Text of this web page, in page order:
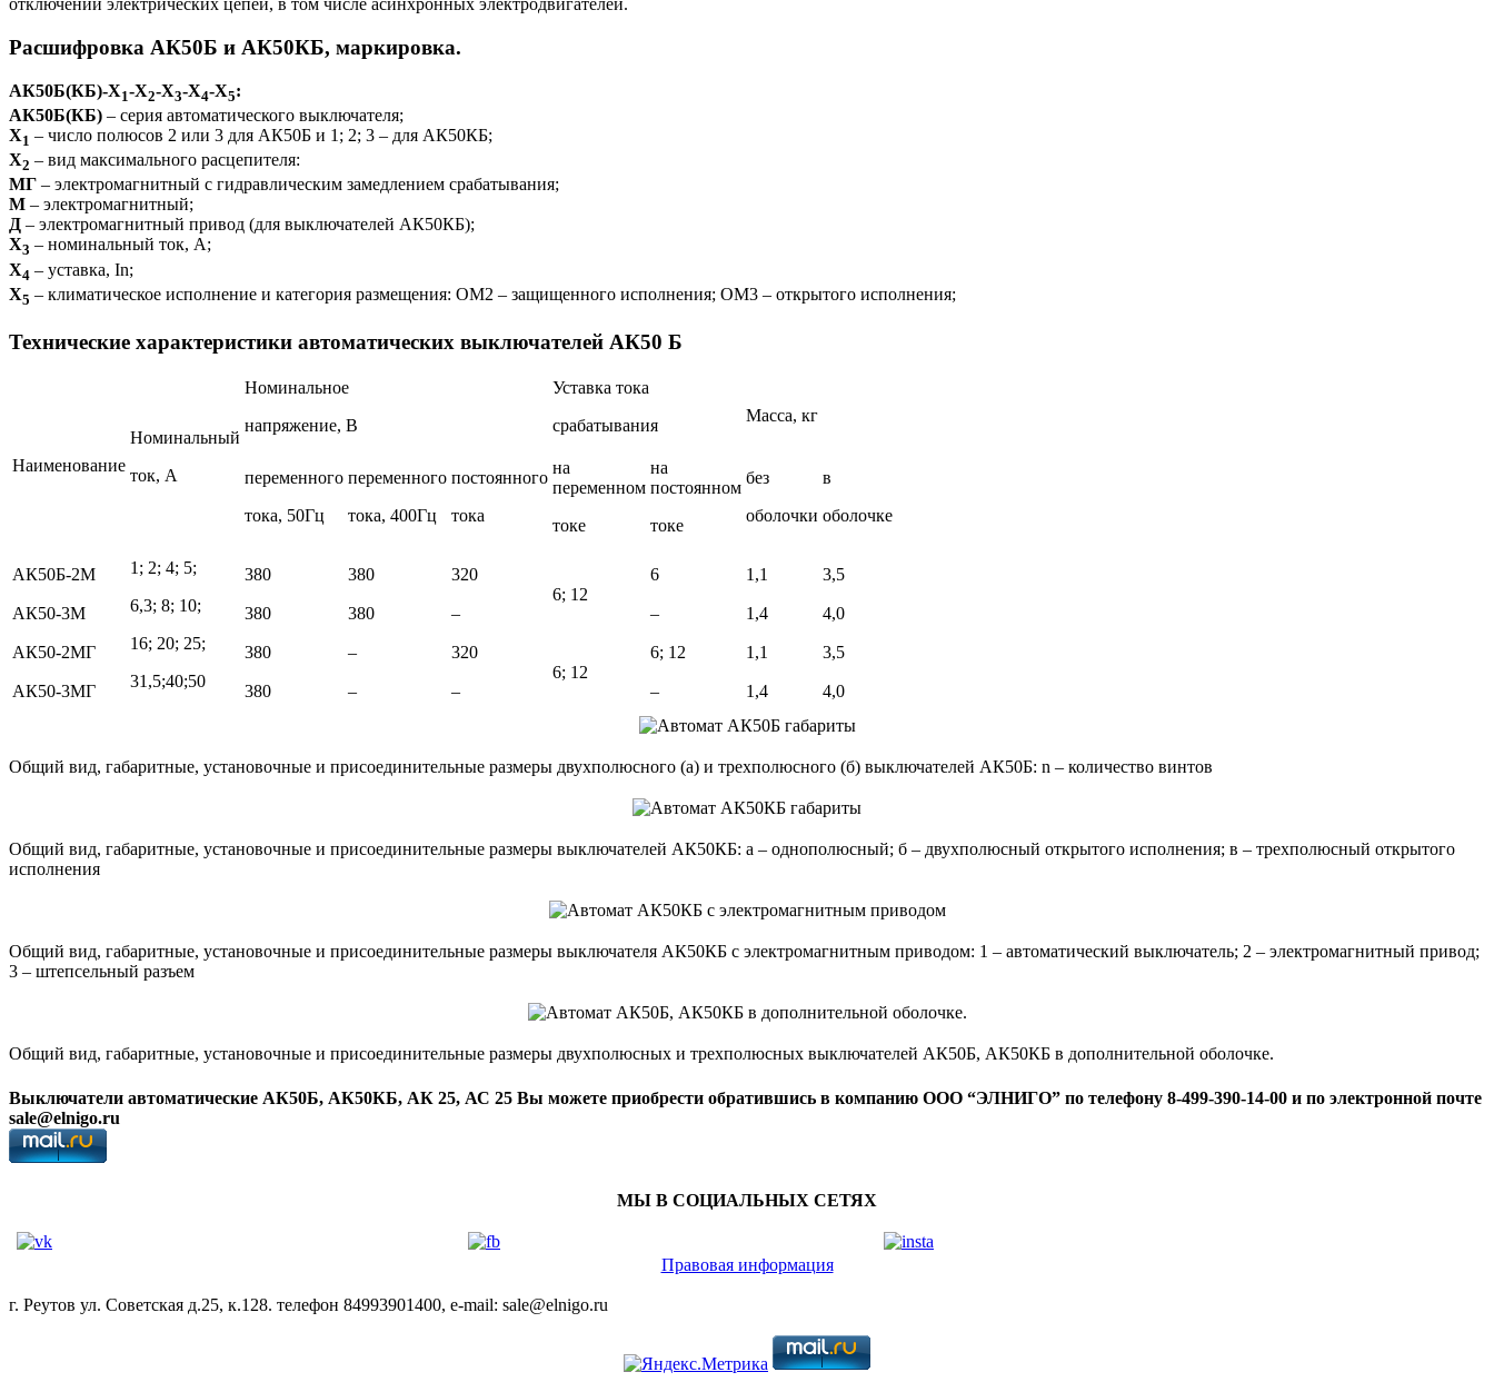
отключений электрических цепей, в том числе асинхронных электродвигателей.
Расшифровка АК50Б и АК50КБ, маркировка.
АК50Б(КБ)-Х1-Х2-Х3-Х4-Х5:
АК50Б(КБ) – серия автоматического выключателя;
Х1 – число полюсов 2 или 3 для АК50Б и 1; 2; 3 – для АК50КБ;
Х2 – вид максимального расцепителя:
МГ – электромагнитный с гидравлическим замедлением срабатывания;
М – электромагнитный;
Д – электромагнитный привод (для выключателей АК50КБ);
Х3 – номинальный ток, А;
Х4 – уставка, In;
Х5 – климатическое исполнение и категория размещения: ОМ2 – защищенного исполнения; ОМ3 – открытого исполнения;
Технические характеристики автоматических выключателей АК50 Б
Наименование
Номинальный
ток, А
Номинальное
напряжение, В
Уставка тока
срабатывания
Масса, кг
переменного
тока, 50Гц
переменного
тока, 400Гц
постоянного
тока
на
переменном
токе
на
постоянном
токе
без
оболочки
в
оболочке
АК50Б-2М
1; 2; 4; 5;
6,3; 8; 10;
16; 20; 25;
31,5;40;50
380 380
320
6; 12
6 1,1 3,5
АК50-3М 380 380 – – 1,4 4,0
АК50-2МГ 380 –
320
6; 12
6; 12 1,1 3,5
АК50-3МГ 380 – – – 1,4 4,0
Общий вид, габаритные, установочные и присоединительные размеры двухполюсного (а) и трехполюсного (б) выключателей АК50Б: n – количество винтов
Общий вид, габаритные, установочные и присоединительные размеры выключателей АК50КБ: а – однополюсный; б – двухполюсный открытого исполнения; в – трехполюсный открытого
исполнения
Общий вид, габаритные, установочные и присоединительные размеры выключателя АК50КБ с электромагнитным приводом: 1 – автоматический выключатель; 2 – электромагнитный привод;
3 – штепсельный разъем
Общий вид, габаритные, установочные и присоединительные размеры двухполюсных и трехполюсных выключателей АК50Б, АК50КБ в дополнительной оболочке.
Выключатели автоматические АК50Б, АК50КБ, АК 25, АС 25 Вы можете приобрести обратившись в компанию ООО “ЭЛНИГО” по телефону 8-499-390-14-00 и по электронной почте
sale@elnigo.ru
МЫ В СОЦИАЛЬНЫХ СЕТЯХ
Правовая информация
г. Реутов ул. Советская д.25, к.128. телефон 84993901400, e-mail: sale@elnigo.ru